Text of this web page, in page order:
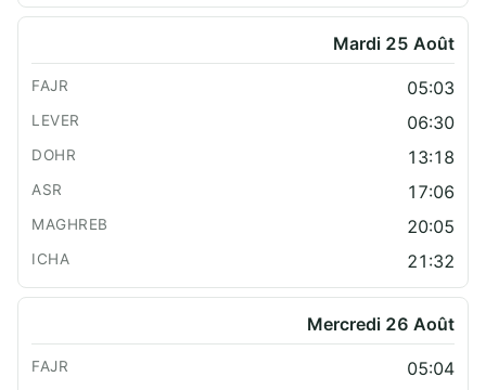
Mardi 25 Août
05:03
06:30
13:18
17:06
20:05
21:32
Mercredi 26 Août
05:04